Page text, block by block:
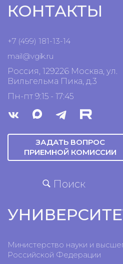
КОНТАКТЫ
+7 (499) 181-13-14
mail@vgik. ru
Россия, 129226 Москва, ул.
Вильгельма Пика, д.3
Пн-пт 9:15 - 17:45
ЗАДАТЬ ВОПРОС
ПРИЕМНОЙ КОМИССИИ
Поиск
Министерство науки и
Российской Федерации